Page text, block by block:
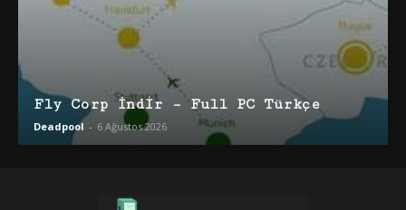
Fly Corp İndir – Full PC Türkçe
Deadpool - 6 Ağustos 2026